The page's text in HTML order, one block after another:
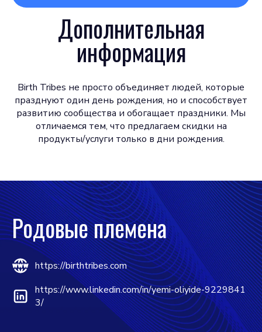
Дополнительная
информация
Birth Tribes не просто объединяет людей, которые
празднуют один день рождения, но и способствует
развитию сообщества и обогащает праздники. Мы
отличаемся тем, что предлагаем скидки на
продукты/услуги только в дни рождения.
Родовые племена
https://birthtribes.com
https://www.linkedin.com/in/yemi-oliyide-9229841
3/